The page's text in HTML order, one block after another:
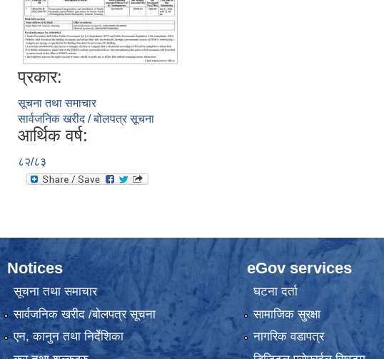
प्रकार:
सूचना तथा समाचार
सार्वजनिक खरीद / बोलपत्र सूचना
आर्थिक वर्ष:
८२/८३
Notices
सूचना तथा समाचार
सार्वजनिक खरीद /बोलपत्र सूचना
एन, कानुन तथा निर्देशिका
eGov services
घटना दर्ता
सामाजिक सुरक्षा
नागरिक वडापत्र